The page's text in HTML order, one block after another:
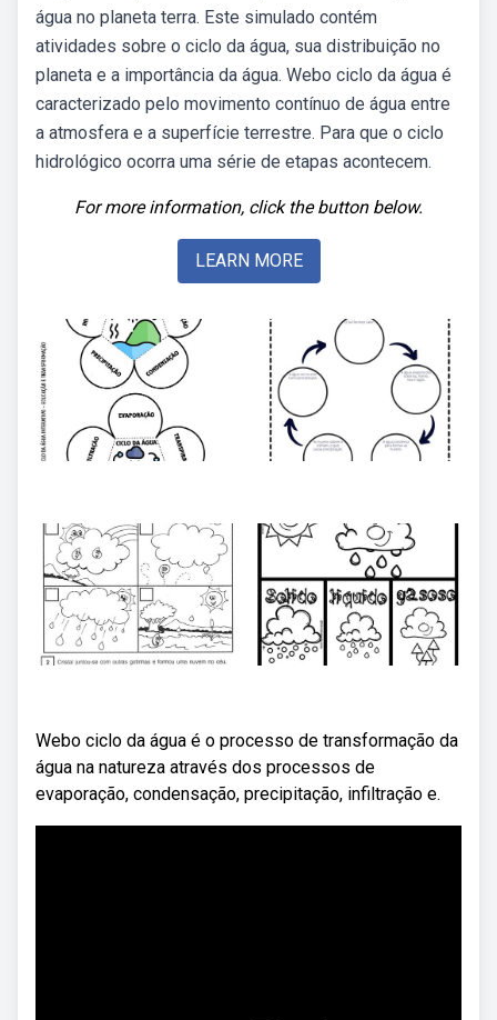
água no planeta terra. Este simulado contém
atividades sobre o ciclo da água, sua distribuição no
planeta e a importância da água. Webo ciclo da água é
caracterizado pelo movimento contínuo de água entre
a atmosfera e a superfície terrestre. Para que o ciclo
hidrológico ocorra uma série de etapas acontecem.
For more information, click the button below.
LEARN MORE
Webo ciclo da água é o processo de transformação da
água na natureza através dos processos de
evaporação, condensação, precipitação, infiltração e.